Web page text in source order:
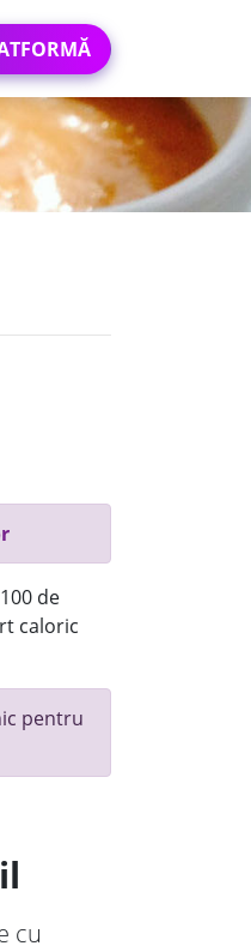
de
caloric
pentru
cu